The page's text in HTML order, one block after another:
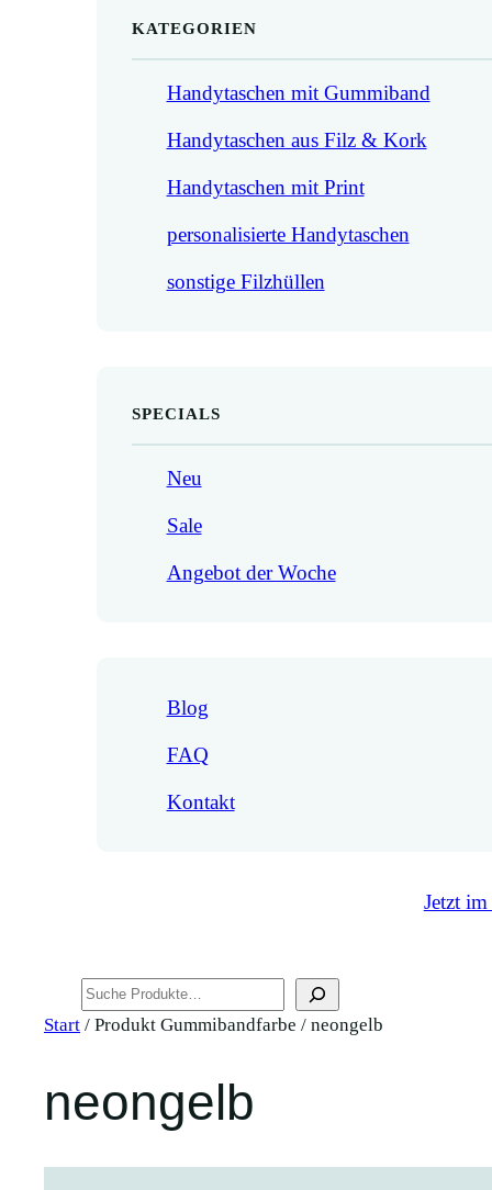
KATEGORIEN
Handytaschen mit Gummiband
Handytaschen aus Filz & Kork
Handytaschen mit Print
personalisierte Handytaschen
sonstige Filzhüllen
SPECIALS
Neu
Sale
Angebot der Woche
Blog
FAQ
Kontakt
Jetzt
Start / Produkt Gummibandfarbe / neongelb
neongelb